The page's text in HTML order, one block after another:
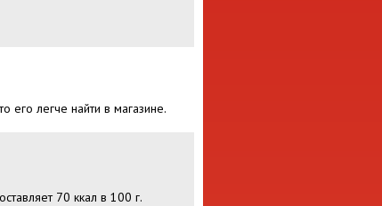
его легче найти в магазине.
70 ккал в 100 г.